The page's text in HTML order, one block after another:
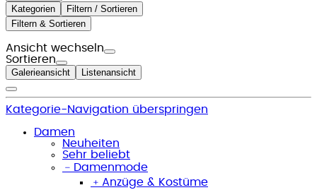
Kategorien
Filtern / Sortieren
Filtern & Sortieren
Ansicht wechseln
Sortieren
Galerieansicht Listenansicht
Kategorie-Navigation überspringen
Damen
Neuheiten
Sehr beliebt
﹣ Damenmode
﹢ Anzüge & Kostüme